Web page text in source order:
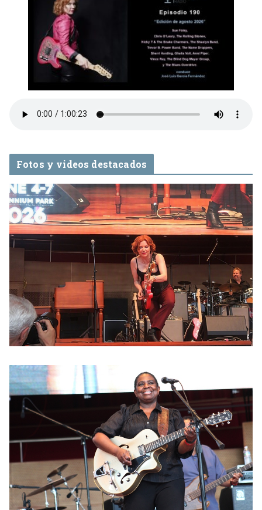
Fotos y videos destacados